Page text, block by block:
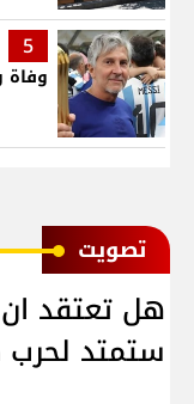
5
وفاة
ﺗﺼﻮﻳﺖ
هل تعتقد ان
ستمتد لحرب